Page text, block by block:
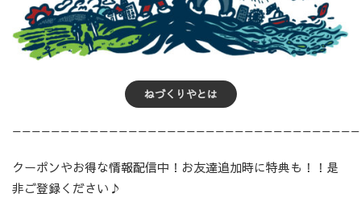
ねづくりやとは
クーポンやお得な情報配信中！お友達追加時に特典も！！是
非ご登録ください♪